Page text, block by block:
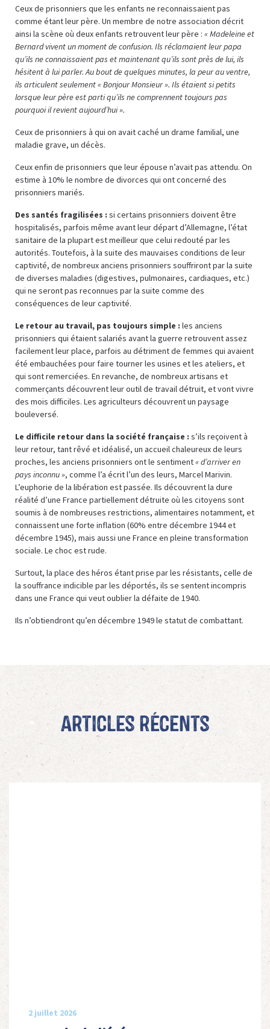
Ceux de prisonniers que les enfants ne reconnaissaient pas
comme étant leur père. Un membre de notre association décrit
ainsi la scène où deux enfants retrouvent leur père : « Madeleine et
Bernard vivent un moment de confusion. Ils réclamaient leur papa
qu’ils ne connaissaient pas et maintenant qu’ils sont près de lui, ils
hésitent à lui parler. Au bout de quelques minutes, la peur au ventre,
ils articulent seulement « Bonjour Monsieur ». Ils étaient si petits
lorsque leur père est parti qu’ils ne comprennent toujours pas
pourquoi il revient aujourd’hui ».
Ceux de prisonniers à qui on avait caché un drame familial, une
maladie grave, un décès.
Ceux enfin de prisonniers que leur épouse n’avait pas attendu. On
estime à 10% le nombre de divorces qui ont concerné des
prisonniers mariés.
Des santés fragilisées : si certains prisonniers doivent être
hospitalisés, parfois même avant leur départ d’Allemagne, l’état
sanitaire de la plupart est meilleur que celui redouté par les
autorités. Toutefois, à la suite des mauvaises conditions de leur
captivité, de nombreux anciens prisonniers souffriront par la suite
de diverses maladies (digestives, pulmonaires, cardiaques, etc.)
qui ne seront pas reconnues par la suite comme des
conséquences de leur captivité.
Le retour au travail, pas toujours simple : les anciens
prisonniers qui étaient salariés avant la guerre retrouvent assez
facilement leur place, parfois au détriment de femmes qui avaient
été embauchées pour faire tourner les usines et les ateliers, et
qui sont remerciées. En revanche, de nombreux artisans et
commerçants découvrent leur outil de travail détruit, et vont vivre
des mois difficiles. Les agriculteurs découvrent un paysage
bouleversé.
Le difficile retour dans la société française : s’ils reçoivent à
leur retour, tant rêvé et idéalisé, un accueil chaleureux de leurs
proches, les anciens prisonniers ont le sentiment« d’arriver en
pays inconnu », comme l’a écrit l’un des leurs, Marcel Marivin.
L’euphorie de la libération est passée. Ils découvrent la dure
réalité d’une France partiellement détruite où les citoyens sont
soumis à de nombreuses restrictions, alimentaires notamment, et
connaissent une forte inflation (60% entre décembre 1944 et
décembre 1945), mais aussi une France en pleine transformation
sociale. Le choc est rude.
Surtout, la place des héros étant prise par les résistants, celle de
la souffrance indicible par les déportés, ils se sentent incompris
dans une France qui veut oublier la défaite de 1940.
Ils n’obtiendront qu’en décembre 1949 le statut de combattant.
Articles récents
2 juillet 2026